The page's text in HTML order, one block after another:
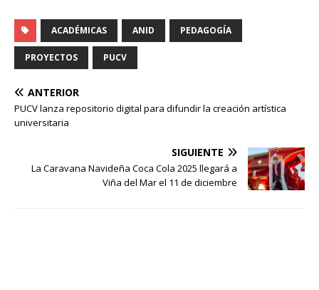
calidad. El Doctorado en
Educación de la Pontificia
Universidad Católica de
Valparaíso (PUCV) obtuvo
ACADÉMICAS ANID PEDAGOGÍA
PROYECTOS PUCV
ANTERIOR
PUCV lanza repositorio digital para difundir la creación artística
universitaria
SIGUIENTE
La Caravana Navideña Coca Cola 2025 llegará a
Viña del Mar el 11 de diciembre